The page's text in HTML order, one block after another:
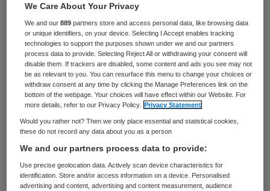
specialisten en curatoren voor de rechter.
Die moet gaan bepalen hoeveel geld de
specialisten nog van het ziekenhuis krijgen.
Dat meldt het AD op 17 mei.Het Ruwaard
van Putten Ziekenhuis ging in 2013 failliet.
Drie ziekenhuizen uit de regio zorgden voor
de doorstart onder de uiteindelijke naam
Spijkenisse MC. Veel specialisten gingen
daar werken.
We Care About Your Privacy
We and our889 partners store and access personal data, like browsing data
or unique identifiers, on your device. Selecting I Accept enables tracking
technologies to support the purposes shown under we and our partners
process data to provide. Selecting Reject All or withdrawing your consent will
disable them. If trackers are disabled, some content and ads you see may not
be as relevant to you. You can resurface this menu to change your choices or
withdraw consent at any time by clicking the Manage Preferences link on the
bottom of the webpage. Your choices will have effect within our Website. For
more details, refer to our Privacy Policy.
Privacy Statement
Would you rather not? Then we only place essential and statistical cookies,
these do not record any data about you as a person
We and our partners process data to provide:
Use precise geolocation data. Actively scan device characteristics for
identification. Store and/or access information on a device. Personalised
advertising and content, advertising and content measurement, audience